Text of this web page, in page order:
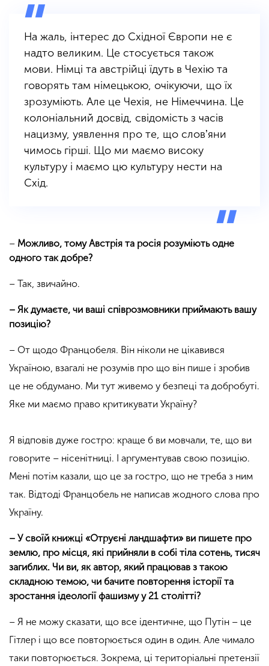
На жаль, інтерес до Східної Європи не є
надто великим. Це стосується також
мови. Німці та австрійці їдуть в Чехію та
говорять там німецькою, очікуючи, що їх
зрозуміють. Але це Чехія, не Німеччина. Це
колоніальний досвід, свідомість з часів
нацизму, уявлення про те, що словʼяни
чимось гірші. Що ми маємо високу
культуру і маємо цю культуру нести на
Схід.
– Можливо, тому Австрія та росія розуміють одне
одного так добре?
– Так, звичайно.
– Як думаєте, чи ваші співрозмовники приймають вашу
позицію?
– От щодо Францобеля. Він ніколи не цікавився
Україною, взагалі не розумів про що він пише і зробив
це не обдумано. Ми тут живемо у безпеці та добробуті.
Яке ми маємо право критикувати Україну?
Я відповів дуже гостро: краще б ви мовчали, те, що ви
говорите – нісенітниці. І аргументував свою позицію.
Мені потім казали, що це за гостро, що не треба з ним
так. Відтоді Францобель не написав жодного слова про
Україну.
– У своїй книжці «Отруєні ландшафти» ви пишете про
землю, про місця, які прийняли в собі тіла сотень, тисяч
загиблих. Чи ви, як автор, який працював з такою
складною темою, чи бачите повторення історії та
зростання ідеології фашизму у 21 столітті?
– Я не можу сказати, що все ідентичне, що Путін – це
Гітлер і що все повторюється один в один. Але чимало
таки повторюється. Зокрема, ці територіальні претензії